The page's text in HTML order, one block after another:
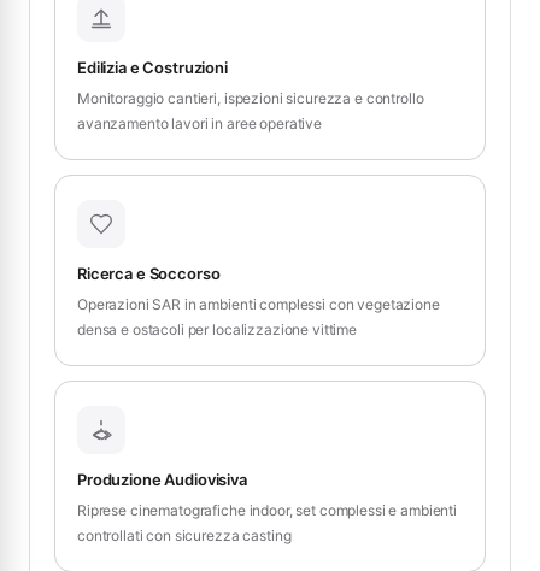
Edilizia e Costruzioni
Monitoraggio cantieri, ispezioni sicurezza e controllo
avanzamento lavori in aree operative
Ricerca e Soccorso
Operazioni SAR in ambienti complessi con vegetazione
densa e ostacoli per localizzazione vittime
Produzione Audiovisiva
Riprese cinematografiche indoor, set complessi e ambienti
controllati con sicurezza casting